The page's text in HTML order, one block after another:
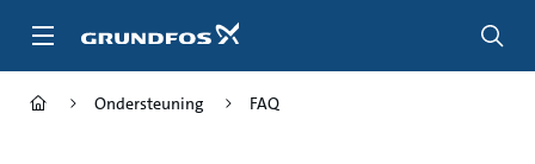
naar
Ondersteuning FAQ